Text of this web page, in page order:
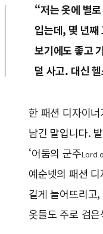
“저는 옷에 별
입는데, 몇 년째
보기에도 좋고
덜 사고. 대신
한 패션 디자이
남긴 말입니다.
‘어둠의 군주Lord
예순넷의 패션
길게 늘어뜨리고
옷들도 주로 검은